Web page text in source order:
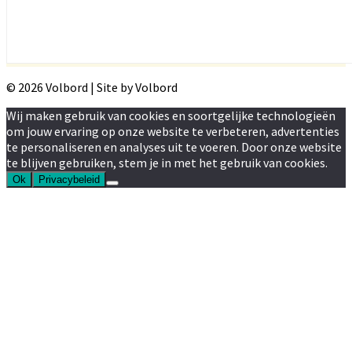
© 2026 Volbord | Site by Volbord
Wij maken gebruik van cookies en soortgelijke technologieën
om jouw ervaring op onze website te verbeteren, advertenties
te personaliseren en analyses uit te voeren. Door onze website
te blijven gebruiken, stem je in met het gebruik van cookies.
Ok Privacybeleid